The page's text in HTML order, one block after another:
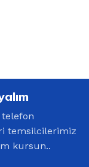
temsilcilerimiz
kursun..